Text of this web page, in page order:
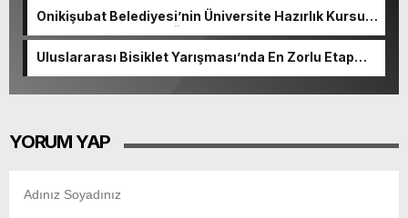
Onikişubat Belediyesi’nin Üniversite Hazırlık Kursu
başvurularında son gün 7 Ağustos.
Uluslararası Bisiklet Yarışması’nda En Zorlu Etap
YORUM YAP